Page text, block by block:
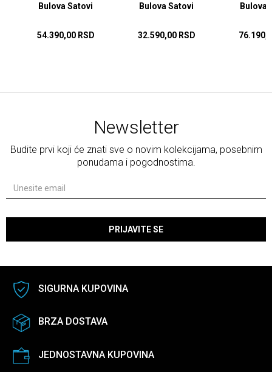
Bulova Satovi
54.390,00 RSD
Bulova Satovi
32.590,00 RSD
Bulova
Newsletter
Budite prvi koji će znati sve o novim kolekcijama, posebnim
ponudama i pogodnostima.
PRIJAVITE SE
SIGURNA KUPOVINA
BRZA DOSTAVA
JEDNOSTAVNA KUPOVINA